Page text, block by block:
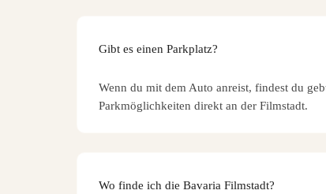
Gibt es einen Parkplatz?
Wenn du mit dem Auto anreist, findest du
Parkmöglichkeiten direkt an der Filmstadt.
Wo finde ich die Bavaria Filmstadt?